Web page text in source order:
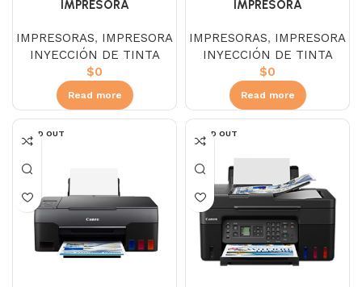
IMPRESORA
DCP-T720DW
IMPRESORAS, IMPRESORA
INYECCIÓN DE TINTA
$0
Read more
IMPRESORA
MFC-T920DW
IMPRESORAS, IMPRESORA
INYECCIÓN DE TINTA
$0
Read more
SOLD OUT SOLD OUT